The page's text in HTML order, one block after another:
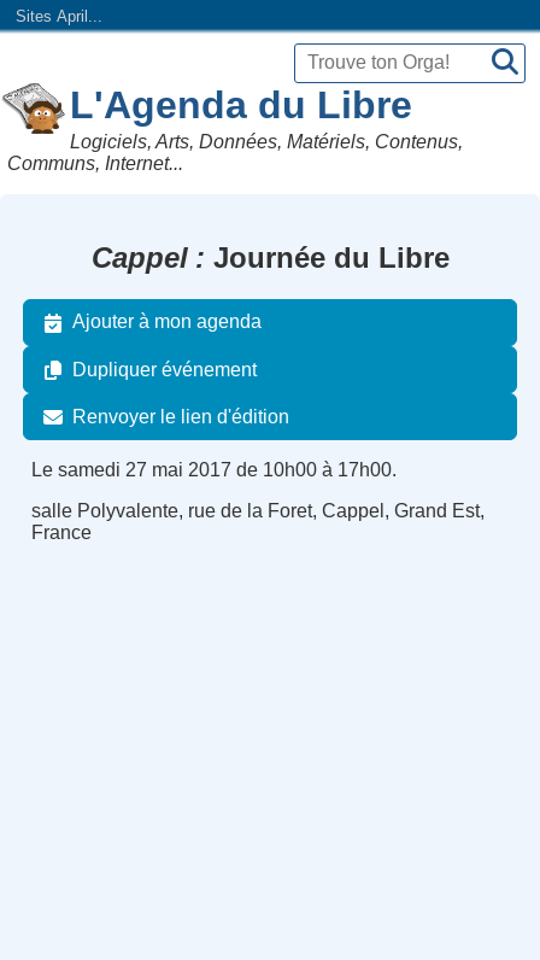
Sites April...
L'Agenda du Libre
Logiciels, Arts, Données, Matériels, Contenus,
Communs, Internet...
Cappel Journée du Libre
Ajouter à mon agenda
Dupliquer événement
Renvoyer le lien d'édition
Le samedi 27 mai 2017 de 10h00 à 17h00.
salle Polyvalente, rue de la Foret, Cappel, Grand Est,
France